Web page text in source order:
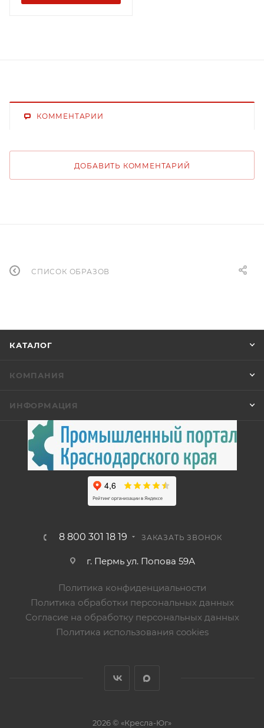
КОММЕНТАРИИ
ДОБАВИТЬ КОММЕНТАРИЙ
СПИСОК ОБРАЗОВ
КАТАЛОГ
КОМПАНИЯ
ИНФОРМАЦИЯ
8 800 301 18 19 ЗАКАЗАТЬ ЗВОНОК
г. Пермь ул. Попова 59А
Политика конфиденциальности
Политика обработки персональных данных
Согласие на обработку персональных данных
Политика использования cookies
2026 © «Кресла-Юг»